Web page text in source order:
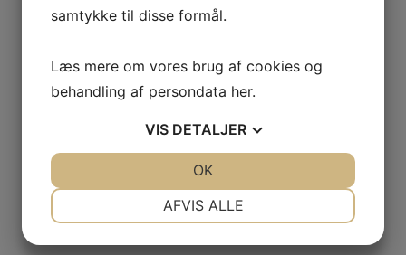
samtykke til disse formål.
Læs mere om vores brug af cookies og
behandling af persondata her.
VIS DETALJER
AFVIS ALLE
OK